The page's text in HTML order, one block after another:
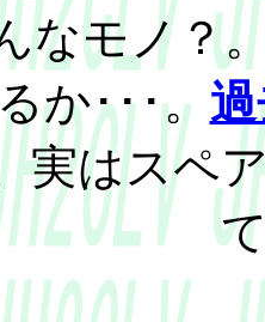
なモノ？
か･･･。
実はスペ